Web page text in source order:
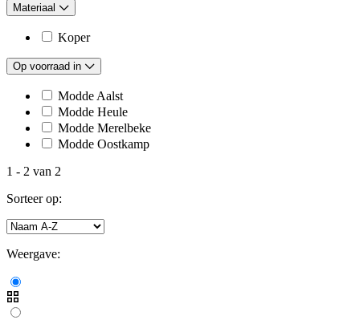
Materiaal
Koper
Op voorraad in
Modde Aalst
Modde Heule
Modde Merelbeke
Modde Oostkamp
1 - 2 van 2
Sorteer op:
Weergave: